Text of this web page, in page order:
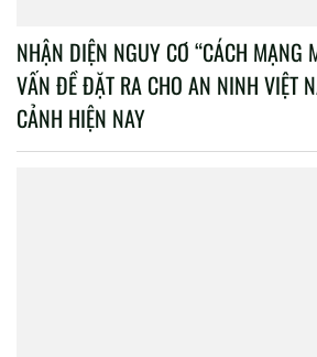
NHẬN DIỆN NGUY CƠ “CÁCH MẠNG
VẤN ĐỀ ĐẶT RA CHO AN NINH VIỆT
CẢNH HIỆN NAY